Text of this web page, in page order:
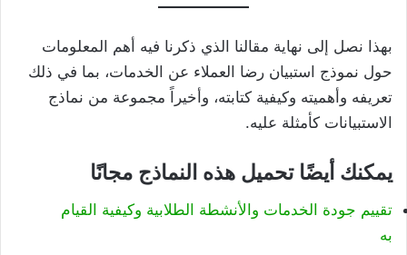
بهذا نصل إلى نهاية مقالنا الذي ذكرنا فيه أهم المعلومات
حول نموذج استبيان رضا العملاء عن الخدمات، بما في ذلك
تعريفه وأهميته وكيفية كتابته، وأخيراً مجموعة من نماذج
الاستبيانات كأمثلة عليه.
يمكنك أيضًا تحميل هذه النماذج مجانًا
تقييم جودة الخدمات والأنشطة الطلابية وكيفية القيام
به